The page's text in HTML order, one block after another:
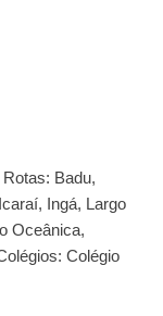
Badu,
Ingá, Largo
Oceânica,
Colégio